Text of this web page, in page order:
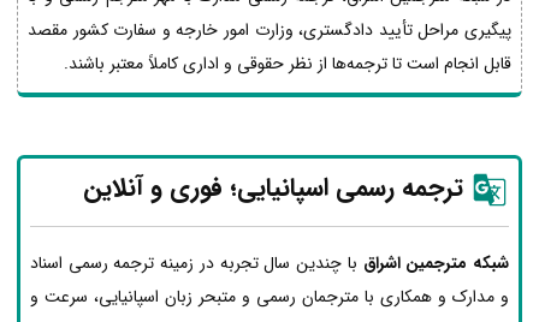
پیگیری مراحل تأیید دادگستری، وزارت امور خارجه و سفارت کشور مقصد
قابل انجام است تا ترجمه‌ها از نظر حقوقی و اداری کاملاً معتبر باشند.
ترجمه رسمی اسپانیایی؛ فوری و آنلاین
شبکه مترجمین اشراق با چندین سال تجربه در زمینه ترجمه رسمی اسناد
و مدارک و همکاری با مترجمان رسمی و متبحر زبان اسپانیایی، سرعت و